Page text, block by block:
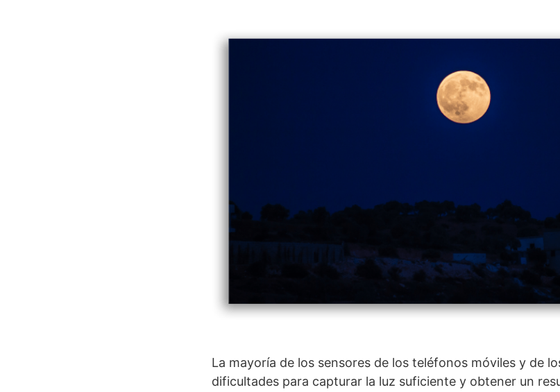
La mayoría de los sensores de los teléfonos móviles y de
dificultades para capturar la luz suficiente y obtener un